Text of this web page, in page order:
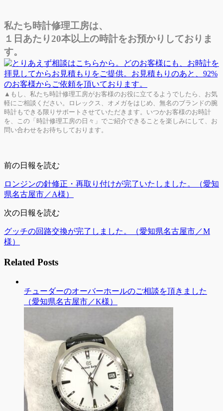
私たち時計修理工房は、
１日あたり20本以上の時計をお預かりしておりま
す。
▲もし、私たち時計修理工房がお客様のお役に立てるようでしたら、お気
軽にご相談ください。ロレックス、オメガをはじめ、無名のブランドの腕
時計もできる限りサポートさせていただきます。いつかお客様のお時計
を、この「時計修理工房の日々」でご紹介できることを楽しみにして、お
問い合わせをお待ちしております。
前の日報を読む
ロンジンの針修正・再取り付けが完了いたしました。（愛知
県名古屋市／A様）
次の日報を読む
グッチの回路交換が完了しました。（愛知県名古屋市／M
様）
Related Posts
チューダーのオーバーホールのご相談を頂きました
（愛知県名古屋市／K様）